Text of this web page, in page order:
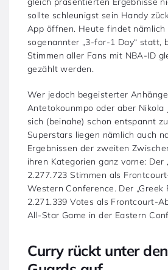
sollte schleunigst sein Handy
App öffnen. Heute findet nämlich
sogenannter „3-for-1 Day“ statt,
Stimmen aller Fans mit NBA-ID
gezählt werden.
Wer jedoch begeisterter
Antetokounmpo oder aber Nikola
sich (beinahe) schon entspannt
Superstars liegen nämlich auch
Ergebnissen der zweiten
ihren Kategorien ganz vorne: Der
2.277.723 Stimmen als
Western Conference. Der „Greek
2.271.339 Votes als Frontcourt-
All-Star Game in der Eastern
Curry rückt unter